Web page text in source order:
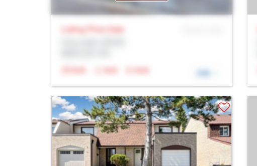
Listing Price Sale
N/A
N/A N/A 详细